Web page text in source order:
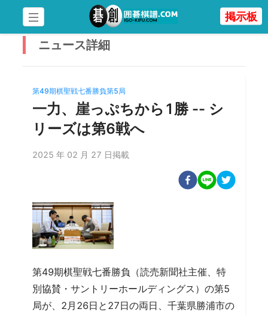
掲示板
ニュース詳細
第49期棋聖戦七番勝負第5局
一力、崖っぷちから1勝 -- シ
リーズは第6戦へ
2025 年 02 月 27 日掲載
第49期棋聖戦七番勝負（読売新聞社主催、特
別協賛・サントリーホールディングス）の第5
局が、2月26日と27日の両日、千葉県勝浦市の